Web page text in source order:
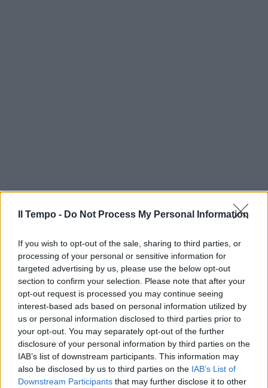
Il Tempo - Do Not Process My Personal Information
If you wish to opt-out of the sale, sharing to third parties, or
processing of your personal or sensitive information for
targeted advertising by us, please use the below opt-out
section to confirm your selection. Please note that after your
opt-out request is processed you may continue seeing
interest-based ads based on personal information utilized by
us or personal information disclosed to third parties prior to
your opt-out. You may separately opt-out of the further
disclosure of your personal information by third parties on the
IAB’s list of downstream participants. This information may
also be disclosed by us to third parties on the IAB’s List of
Downstream Participants that may further disclose it to other
In evidenza